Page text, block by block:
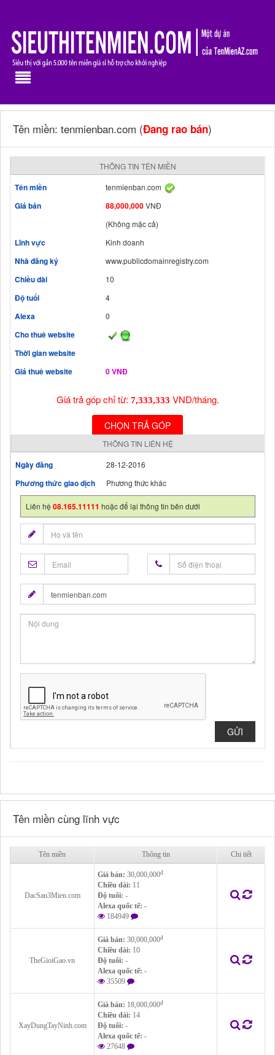
Tên miền: tenmienban.com (Đang rao bán)
THÔNG TIN TÊN MIỀN
Tên miền tenmienban.com
Giá bán 88,000,000VNĐ
(Không mặc cả)
Lĩnh vực Kinh doanh
Nhà đăng ký www.publicdomainregistry.com
Chiều dài 10
Độ tuổi 4
Alexa 0
Cho thuê website
Thời gian website
Giá thuê website
0 VNĐ
Giá trả góp chỉ từ: 7,333,333 VND/tháng.
CHỌN TRẢ GÓP
THÔNG TIN LIÊN HỆ
Ngày đăng 28-12-2016
Phương thức giao dịch Phương thức khác
Liên hệ08.165.11111 hoặc để lại thông tin bên dưới
GỬI
Tên miền cùng lĩnh vực
Tên miền Thông tin Chi tiết
DacSan3Mien.com
Giá bán: 30,000,000đ
Chiều dài: 11
Độ tuổi: -
Alexa quốc tế: -
184949
TheGioiGao.vn
Giá bán: 30,000,000đ
Chiều dài: 10
Độ tuổi: -
Alexa quốc tế: -
35509
XayDungTayNinh.com
Giá bán: 18,000,000đ
Chiều dài: 14
Độ tuổi: -
Alexa quốc tế: -
27648